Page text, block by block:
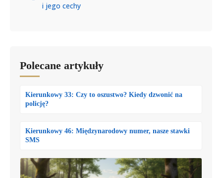
i jego cechy
Polecane artykuły
Kierunkowy 33: Czy to oszustwo? Kiedy dzwonić na
policję?
Kierunkowy 46: Międzynarodowy numer, nasze stawki
SMS